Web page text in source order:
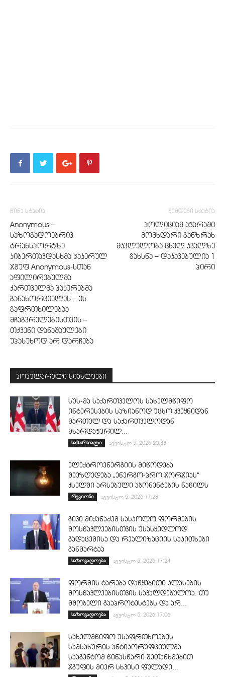
წინა სტატია
Anonymous –
საზოგადოებრივ
ტრანსპორტზე
კიბერთავდასხმა ჰაკერულ
ჯგუფ Anonymous-სთან
აფილირებულმა
ქართველმა ჰაკერებმა
განახორციელეს – ეს
გაფრთხილებაა
მჩაგვრელებისთვის –
თქვენი დანაშაულები
უპასუხოდ არ დარჩება
შემდეგი სტატია
პოლიციამ აჭარაში
მომხდარი განზრახ
მკვლელობა ცხელ კვალზე
გახსნა – დაკავებულია 1
პირი
პოპულარული სიახლეები
სუს-მა საქართველოს სახელმწიფო
ინტერესების საზიანოდ უცხო ქვეყნიდან
მართულ და საქართველოდან
მხარდაჭერილ...
სამართალი აგვისტო 5, 2026 20:33
ელექტროენერგიის მიწოდება
შეეზღუდება „ენერგო-პრო ჯორჯიას“
ქსელში არსებული აბონენტების ნაწილს
რეგიონი აგვისტო 5, 2026 17:28
გივი მიქანაძემ სასკოლო ფორმების
მოსწავლეებისთვის უსასყიდლოდ
გადაცემისა და რეალიზაციის საკითხები
განმარტაა
საზოგადოება აგვისტო 5, 2026 17:24
ფორმის ტარება დაწყებითი კლასების
მოსწავლეებისთვის სავალდებულოა. თუ
მშობელი გააპროტესტებს და არ...
საზოგადოება აგვისტო 5, 2026 17:06
სახელმწიფო უსაფრთხოების
სამსახურის ანტიკორუფციულმა
სააგენტომ წინასწარი შეთანხმებით
ჯგუფის მიერ სხვისი ფულადი...